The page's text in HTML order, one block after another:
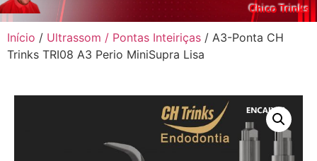
Chico Trinks
Início / Ultrassom / Pontas Inteiriças / A3-Ponta CH
Trinks TRI08 A3 Perio MiniSupra Lisa